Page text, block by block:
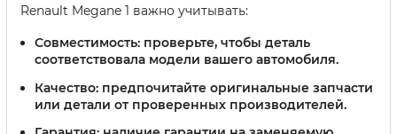
Renault Megane 1 важно учитывать:
Совместимость: проверьте, чтобы деталь
соответствовала модели вашего автомобиля.
Качество: предпочитайте оригинальные запчасти
или детали от проверенных производителей.